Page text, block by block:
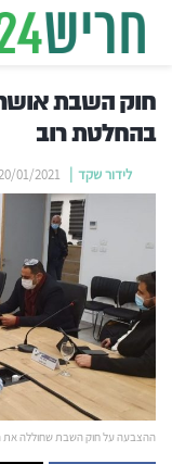
חוק השבת
בהחלטת רוב
לידור שקד 01/2021
ההצבעה על חוק השבת שחוללה את